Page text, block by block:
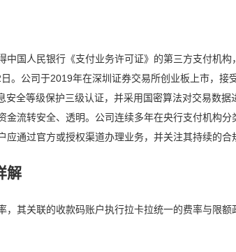
国人民银行《支付业务许可证》的第三方支付机构
。公司于2019年在深圳证券交易所创业板上市，
安全等级保护三级认证，并采用国密算法对交易数
金流转安全、透明。公司连续多年在央行支付机构
通过官方或授权渠道办理业务，并关注其持续的合
解
，其关联的收款码账户执行拉卡拉统一的费率与限